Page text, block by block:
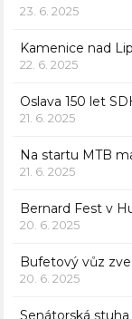
23. 6. 2025
Kamenice nad
22. 6. 2025
Oslava 150 let
21. 6. 2025
Na startu MTB
21. 6. 2025
Bernard Fest v
20. 6. 2025
Bufetový vůz
20. 6. 2025
Senátorská